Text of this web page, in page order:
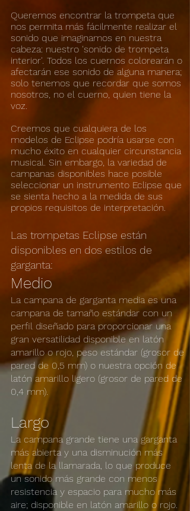
Queremos encontrar la trompeta que
nos permita más fácilmente realizar el
sonido que imaginamos en nuestra
cabeza: nuestro 'sonido de trompeta
interior'. Todos los cuernos colorearán o
afectarán ese sonido de alguna manera;
solo tenemos que recordar que somos
nosotros, no el cuerno, quien tiene la
voz.
Creemos que cualquiera de los
modelos de Eclipse podría usarse con
mucho éxito en cualquier circunstancia
musical. Sin embargo, la variedad de
campanas disponibles hace posible
seleccionar un instrumento Eclipse que
se sienta hecho a la medida de sus
propios requisitos de interpretación.
Las trompetas Eclipse están
disponibles en dos estilos de
garganta:
Medio
La campana de garganta media es una
campana de tamaño estándar con un
perfil diseñado para proporcionar una
gran versatilidad disponible en latón
amarillo o rojo, peso estándar (grosor de
pared de 0,5 mm) o nuestra opción de
latón amarillo ligero (grosor de pared de
0,4 mm).
Largo
La campana grande tiene una garganta
más abierta y una disminución más
lenta de la llamarada, lo que produce
un sonido más grande con menos
resistencia y espacio para mucho más
aire; disponible en latón amarillo o rojo.